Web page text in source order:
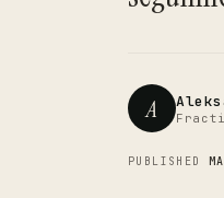
A
PUBLISHED